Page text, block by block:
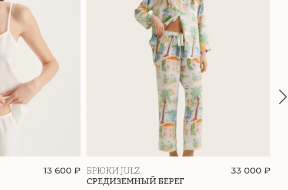
13 600 ₽
БРЮКИ JULZ
СРЕДИЗЕМНЫЙ БЕРЕГ
33 000 ₽